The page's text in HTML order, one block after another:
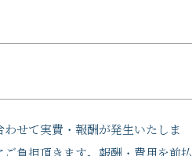
せて実費・報酬が発生いたしま
負担頂きます。報酬・費用を前払